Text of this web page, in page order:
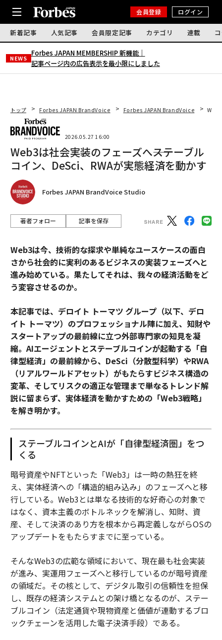
会員登録 ログイン
新着記事 人気記事 会員限定記事 カテゴリ 連載
NEWS
Forbes JAPAN MEMBERSHIP 新機能｜
記事ページ内の広告表示を最小限にしました
トップ Forbes JAPAN BrandVoice Forbes JAPAN BrandVoice
2026.05.27 16:00
Web3は社会実装のフェーズへ――ステーブル
コイン、DeSci、RWAが実態経済を動かす
Forbes JAPAN BrandVoice Studio
著者フォロー 記事を保存
Web3は今、技術的な探求や単純なユースケースの面白
さから社会的に実利のあるビジネスの実装フェーズへと
進み始めている。果たしてそれは、我々の経済活動をど
う変容させるのか。
本記事では、デロイト トーマツ グループ（以下、デロ
イト トーマツ）のプロフェッショナル陣に加え、知財や
スタートアップの最前線に立つ外部専門家の知見を凝
縮。AIエージェントとステーブルコインが起動する「自
律型経済」の最前線から、DeSci（分散型科学）やRWA
（リアルワールドアセット）がもたらすビジネス構造の
変革、そしてリスクの適正な管理まで――単なるトレンド解
説に留まらず、実体経済を動かすための「Web3戦略」
を解き明かす。
ステーブルコインとAIが「自律型経済圏」をつ
くる
暗号資産やNFTといった「Web3」は一時の熱狂を終
え、実体経済への「構造的組み込み」のフェーズへと移
行している。Web3とは単なる技術的な好奇心の対象で
はなく、資本主義のボトルネックを解消し、知財、資
産、そして決済のあり方を根本から再定義しながらOSの
アップデートをもたらすまでに至っている。
そんなWeb3の広範な領域において、現在最も社会実装
が進み、実運用フェーズへと移行しているのが暗号資産
の領域だ。その核として、デジタル取引の信頼性を担保
し、既存の経済システムとの架け橋となるのが、ステー
ブルコイン（法定通貨や現物資産と価値が連動するブロ
ックチェーンを活用した電子決済手段）である。